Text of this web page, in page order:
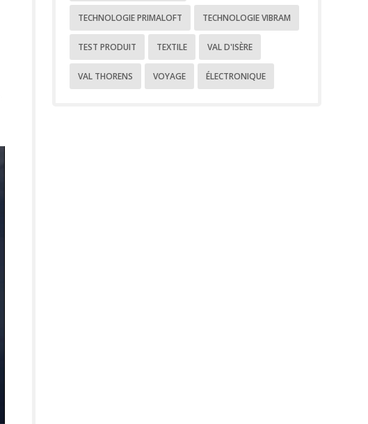
TECHNOLOGIE PRIMALOFT TECHNOLOGIE VIBRAM
TEST PRODUIT TEXTILE VAL D'ISÈRE
VAL THORENS VOYAGE ÉLECTRONIQUE